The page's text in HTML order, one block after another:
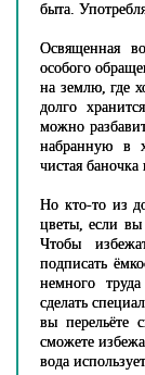
быта.
Освященная
особого
на землю, где
долго
можно
набранную в
чистая баночка
Но кто-то из
цветы, если вы
Чтобы
подписать
немного
сделать
вы перельёте
сможете
вода